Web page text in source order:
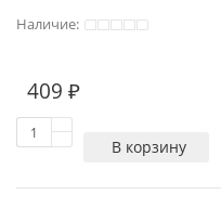
Наличие:
409 ₽
В корзину